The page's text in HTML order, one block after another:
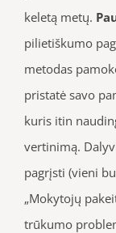
keletą metų.
pilietiškumo
metodas
pristatė savo
kuris itin
vertinimą.
pagrįsti (vieni
„Mokytojų
trūkumo